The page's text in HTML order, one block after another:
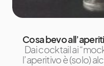
Cosa bevo
Dai cocktail ai
l’aperitivo è (solo)